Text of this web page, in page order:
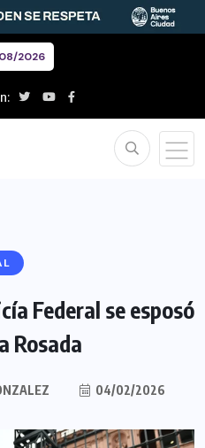
2026
Federal se esposó
Rosada
04/02/2026